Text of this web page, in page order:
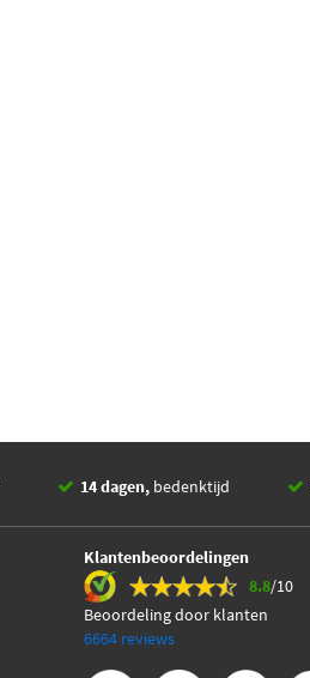
14 dagen, bedenktijd
Klantenbeoordelingen
8.8/10
Beoordeling door klanten
6664 reviews